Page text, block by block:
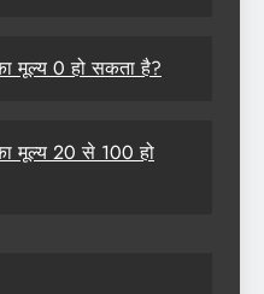
मूल्य 0 हो सकता है?
मूल्य 20 से 100 हो